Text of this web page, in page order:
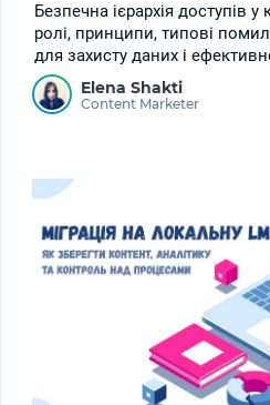
Безпечна ієрархія доступів
ролі, принципи, типові
для захисту даних і
Elena Shakti
Content Marketer